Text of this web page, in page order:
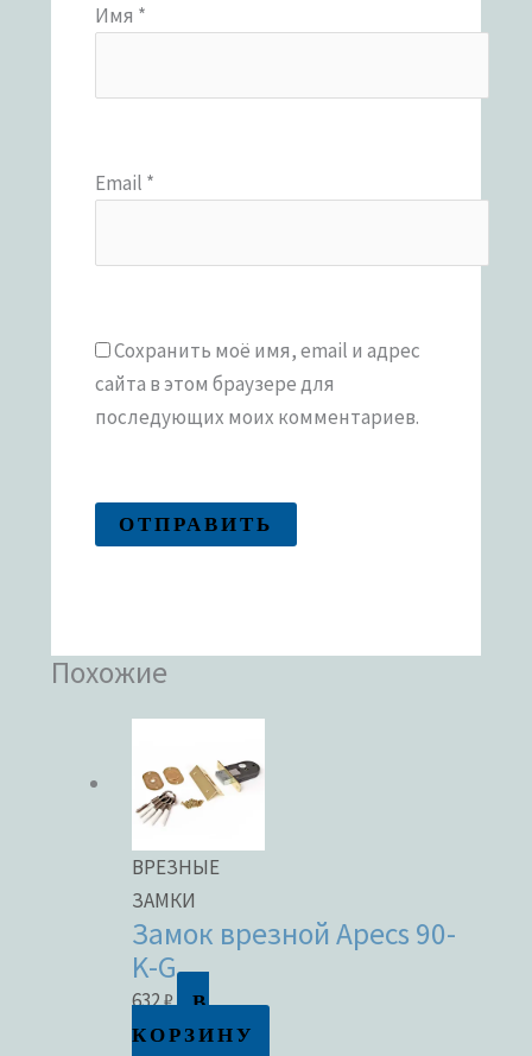
Имя *
Email *
Сохранить моё имя, email и адрес
сайта в этом браузере для
последующих моих комментариев.
Похожие
ВРЕЗНЫЕ
ЗАМКИ
Замок врезной Apecs 90-
K-G
632₽
В
КОРЗИНУ